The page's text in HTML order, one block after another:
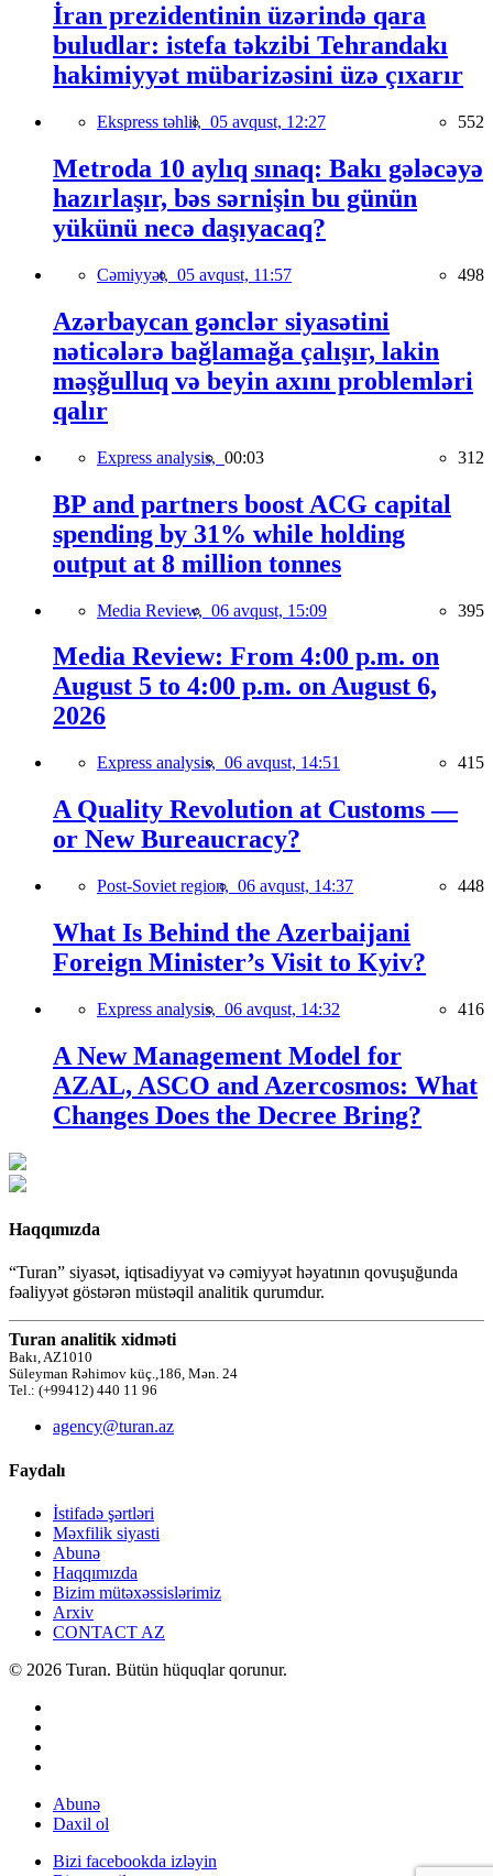
İran prezidentinin üzərində qara
buludlar: istefa təkzibi Tehrandakı
hakimiyyət mübarizəsini üzə çıxarır
Ekspress təhlil, 05 avqust, 12:27 552
Metroda 10 aylıq sınaq: Bakı gələcəyə
hazırlaşır, bəs sərnişin bu günün
yükünü necə daşıyacaq?
Cəmiyyət, 05 avqust, 11:57 498
Azərbaycan gənclər siyasətini
nəticələrə bağlamağa çalışır, lakin
məşğulluq və beyin axını problemləri
qalır
Express analysis, 00:03 312
BP and partners boost ACG capital
spending by 31% while holding
output at 8 million tonnes
Media Review, 06 avqust, 15:09 395
Media Review: From 4:00 p.m. on
August 5 to 4:00 p.m. on August 6,
2026
Express analysis, 06 avqust, 14:51 415
A Quality Revolution at Customs —
or New Bureaucracy?
Post-Soviet region, 06 avqust, 14:37 448
What Is Behind the Azerbaijani
Foreign Minister’s Visit to Kyiv?
Express analysis, 06 avqust, 14:32 416
A New Management Model for
AZAL, ASCO and Azercosmos: What
Changes Does the Decree Bring?
Haqqımızda
“Turan” siyasət, iqtisadiyyat və cəmiyyət həyatının qovuşuğunda
fəaliyyət göstərən müstəqil analitik qurumdur.
Turan analitik xidməti
Bakı, AZ1010
Süleyman Rəhimov küç.,186, Mən. 24
Tel.: (+99412) 440 11 96
agency@turan.az
Faydalı
İstifadə şərtləri
Məxfilik siyasti
Abunə
Haqqımızda
Bizim mütəxəssislərimiz
Arxiv
CONTACT AZ
© 2026 Turan. Bütün hüquqlar qorunur.
Abunə
Daxil ol
Bizi facebookda izləyin